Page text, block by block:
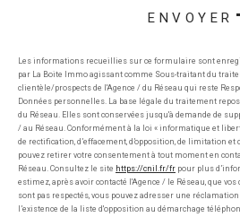
ENVOYER
Les informations recueillies sur ce formulaire sont
par La Boite Immo agissant comme Sous-traitant du
clientèle/prospects de l'Agence / du Réseau qui reste
Données personnelles. La base légale du traitement
du Réseau. Elles sont conservées jusqu'à demande de
/ au Réseau. Conformément à la loi « informatique et
de rectification, d’effacement, d’opposition, de limitation
pouvez retirer votre consentement à tout moment en
Réseau. Consultez le site https://cnil.fr/fr pour plus
estimez, après avoir contacté l'Agence / le Réseau, que
sont pas respectés, vous pouvez adresser une
l’existence de la liste d'opposition au démarchage